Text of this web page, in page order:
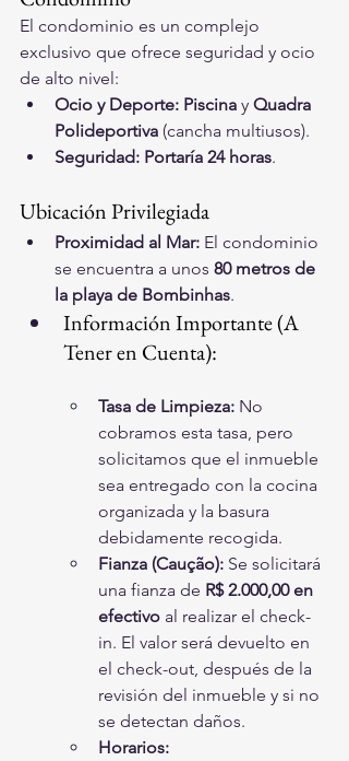
El condominio es un complejo
exclusivo que ofrece seguridad y ocio
de alto nivel:
Ocio y Deporte: Piscina y Quadra
Polideportiva (cancha multiusos).
Seguridad: Portaría 24 horas.
Ubicación Privilegiada
Proximidad al Mar: El condominio
se encuentra a unos 80 metros de
la playa de Bombinhas.
Información Importante (A
Tener en Cuenta):
Tasa de Limpieza: No
cobramos esta tasa, pero
solicitamos que el inmueble
sea entregado con la cocina
organizada y la basura
debidamente recogida.
Fianza (Caução): Se solicitará
una fianza de R$ 2.000,00 en
efectivo al realizar el check-
in. El valor será devuelto en
el check-out, después de la
revisión del inmueble y si no
se detectan daños.
Horarios: